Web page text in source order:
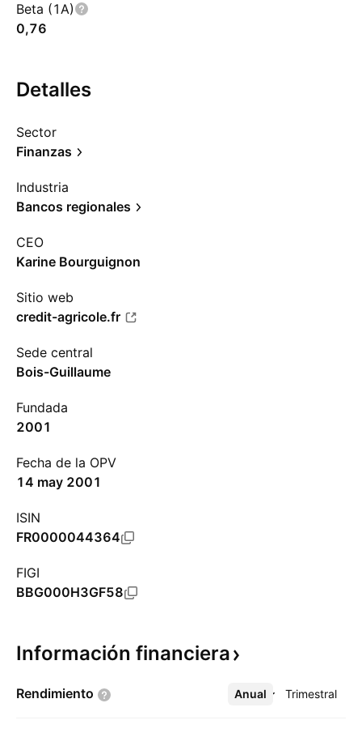
Beta (1A)
0,76
Detalles
Sector
Finanzas
Industria
Bancos regionales
CEO
Karine Bourguignon
Sitio web
credit-agricole.fr
Sede central
Bois-Guillaume
Fundada
2001
Fecha de la OPV
14 may 2001
ISIN
FR0000044364
FIGI
BBG000H3GF58
Información financiera
Rendimiento Anual Trimestral
Más